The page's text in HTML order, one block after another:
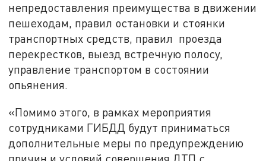
непредоставления преимущества в движении
пешеходам, правил остановки и стоянки
транспортных средств, правил проезда
перекрестков, выезд встречную полосу,
управление транспортом в состоянии
опьянения.
«Помимо этого, в рамках мероприятия
сотрудниками ГИБДД будут приниматься
дополнительные меры по предупреждению